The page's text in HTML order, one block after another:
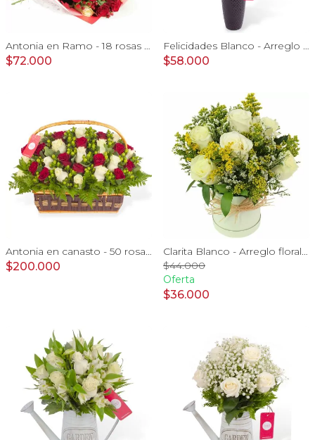
Antonia en Ramo - 18 rosas mix blanco y rojo con hypericum
$72.000
Felicidades Blanco - Arreglo floral con globo, gerberas, astromelias y gypsophilas
$58.000
Antonia en canasto - 50 rosas rojo y blanco e hypericum
$200.000
Clarita Blanco - Arreglo floral en sombrerero con rosas blanco, limonium y vara de oro
$44.000
Oferta
$36.000